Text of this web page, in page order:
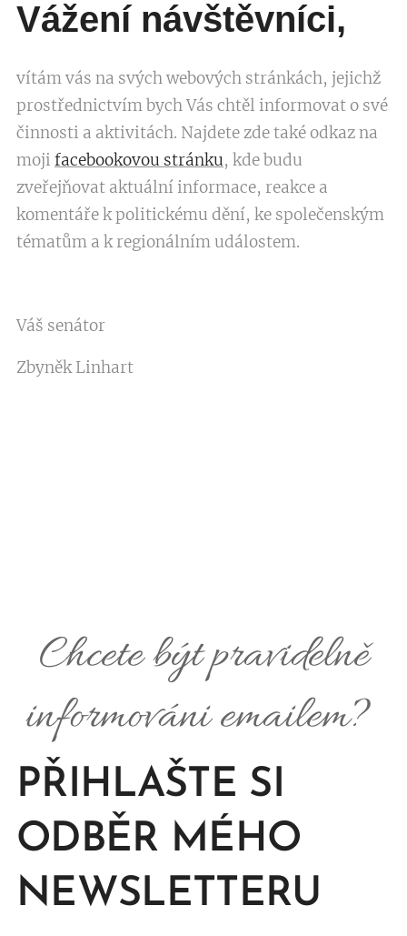
Vážení návštěvníci,
vítám vás na svých webových stránkách, jejichž
prostřednictvím bych Vás chtěl informovat o své
činnosti a aktivitách. Najdete zde také odkaz na
moji facebookovou stránku, kde budu
zveřejňovat aktuální informace, reakce a
komentáře k politickému dění, ke společenským
tématům a k regionálním událostem.
Váš senátor
Zbyněk Linhart
Chcete být pravidelně
informováni emailem?
PŘIHLAŠTE SI
ODBĚR MÉHO
NEWSLETTERU